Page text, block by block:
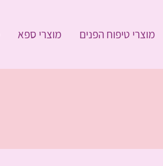
מוצרי טיפוח הפנים מוצרי ספא